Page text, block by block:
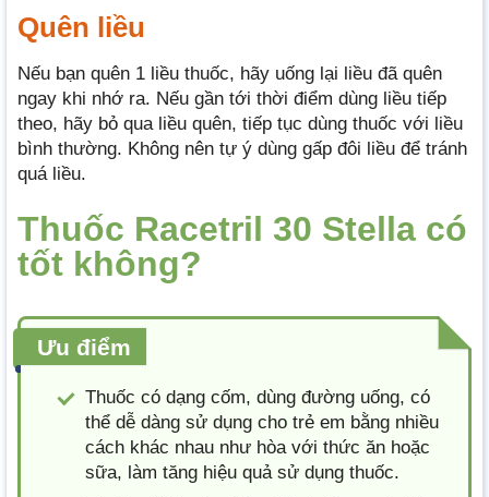
Quên liều
Nếu bạn quên 1 liều thuốc, hãy uống lại liều đã quên
ngay khi nhớ ra. Nếu gần tới thời điểm dùng liều tiếp
theo, hãy bỏ qua liều quên, tiếp tục dùng thuốc với liều
bình thường. Không nên tự ý dùng gấp đôi liều để tránh
quá liều.
Thuốc Racetril 30 Stella có
tốt không?
Ưu điểm
Thuốc có dạng cốm, dùng đường uống, có
thể dễ dàng sử dụng cho trẻ em bằng nhiều
cách khác nhau như hòa với thức ăn hoặc
sữa, làm tăng hiệu quả sử dụng thuốc.